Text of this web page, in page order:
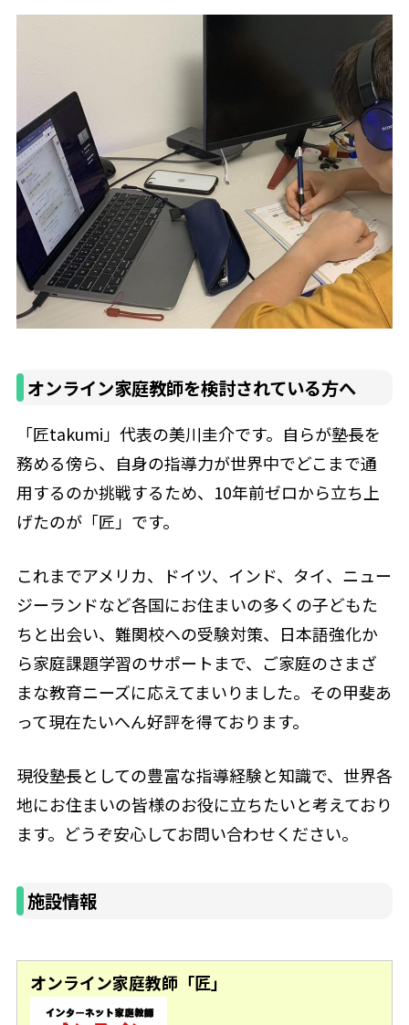
オンライン家庭教師を検討されている方へ
「匠takumi」代表の美川圭介です。自らが塾長を
務める傍ら、自身の指導力が世界中でどこまで通
用するのか挑戦するため、10年前ゼロから立ち上
げたのが「匠」です。
これまでアメリカ、ドイツ、インド、タイ、ニュー
ジーランドなど各国にお住まいの多くの子どもた
ちと出会い、難関校への受験対策、日本語強化か
ら家庭課題学習のサポートまで、ご家庭のさまざ
まな教育ニーズに応えてまいりました。その甲斐あ
って現在たいへん好評を得ております。
現役塾長としての豊富な指導経験と知識で、世界各
地にお住まいの皆様のお役に立ちたいと考えており
ます。どうぞ安心してお問い合わせください。
施設情報
オンライン家庭教師「匠」